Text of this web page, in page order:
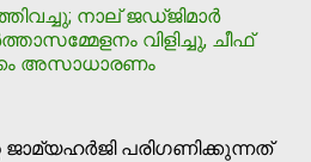
നാല് ജഡ്ജിമാര്‍
വിളിച്ചു, ചീഫ്
അസാധാരണം
ജാമ്യഹർജി പരിഗണിക്കുന്നത്